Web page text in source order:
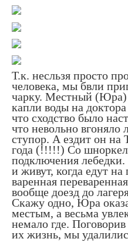
Т.к. несльзя просто
человека, мы бвли
чарку. Местный (Юра)
капли воды на
что сходство было
что невольно вгоняло
ступор. А ездит он на
года (!!!!!) Со
подключения
и живут, когда едут
варенная
вообще доезд до
Скажу одно, Юра
местым, а весьма
немало где.
их жизнь, мы